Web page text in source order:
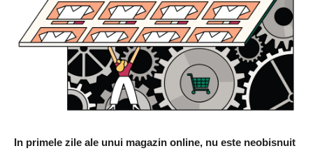
In primele zile ale unui magazin online, nu este neobisnuit